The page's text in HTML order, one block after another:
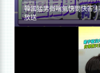
韓國猛男微喘氣快問快答
放送